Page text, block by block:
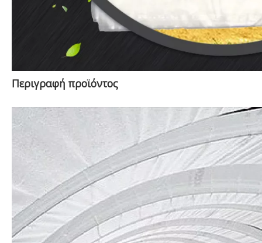
Περιγραφή προϊόντος